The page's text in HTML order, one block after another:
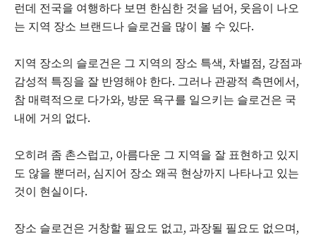
런데 전국을 여행하다 보면 한심한 것을 넘어, 웃음이 나오
는 지역 장소 브랜드나 슬로건을 많이 볼 수 있다.
지역 장소의 슬로건은 그 지역의 장소 특색, 차별점, 강점과
감성적 특징을 잘 반영해야 한다. 그러나 관광적 측면에서,
참 매력적으로 다가와, 방문 욕구를 일으키는 슬로건은 국
내에 거의 없다.
오히려 좀 촌스럽고, 아름다운 그 지역을 잘 표현하고 있지
도 않을 뿐더러, 심지어 장소 왜곡 현상까지 나타나고 있는
것이 현실이다.
장소 슬로건은 거창할 필요도 없고, 과장될 필요도 없으며,